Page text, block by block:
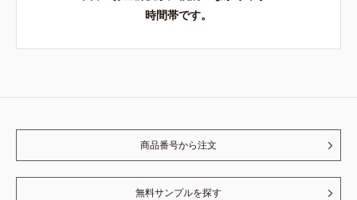
時間帯です。
商品番号から注文
無料サンプルを探す